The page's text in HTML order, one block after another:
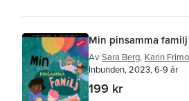
Min pinsamma
Av Sara Berg, Karin
Inbunden, 2023, 6-9 år
199 kr